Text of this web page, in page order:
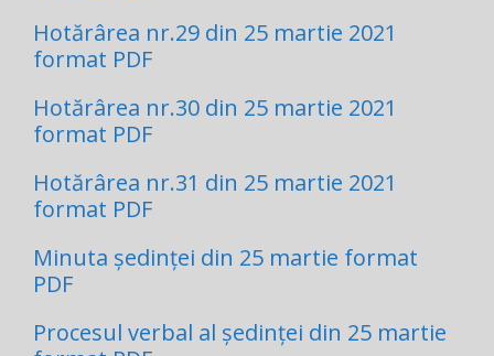
Hotărârea nr.29 din 25 martie 2021
format PDF
Hotărârea nr.30 din 25 martie 2021
format PDF
Hotărârea nr.31 din 25 martie 2021
format PDF
Minuta ședinței din 25 martie format
PDF
Procesul verbal al ședinței din 25 martie